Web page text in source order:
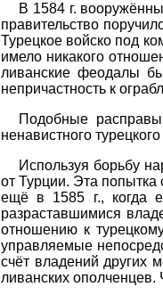
В 1584 г.
правительство
Турецкое войско под
имело никакого
ливанские феодалы
непричастность к
Подобные
ненавистного
Используя борьбу
от Турции. Эта
ещё в 1585 г., когда
разраставшимися
отношению к
управляемые
счёт владений других
ливанских ополченцев.